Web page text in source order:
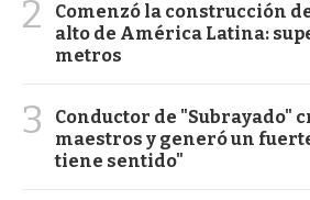
2
Comenzó la construcción
alto de América Latina:
metros
3
Conductor de "Subrayado"
maestros y generó un
tiene sentido"